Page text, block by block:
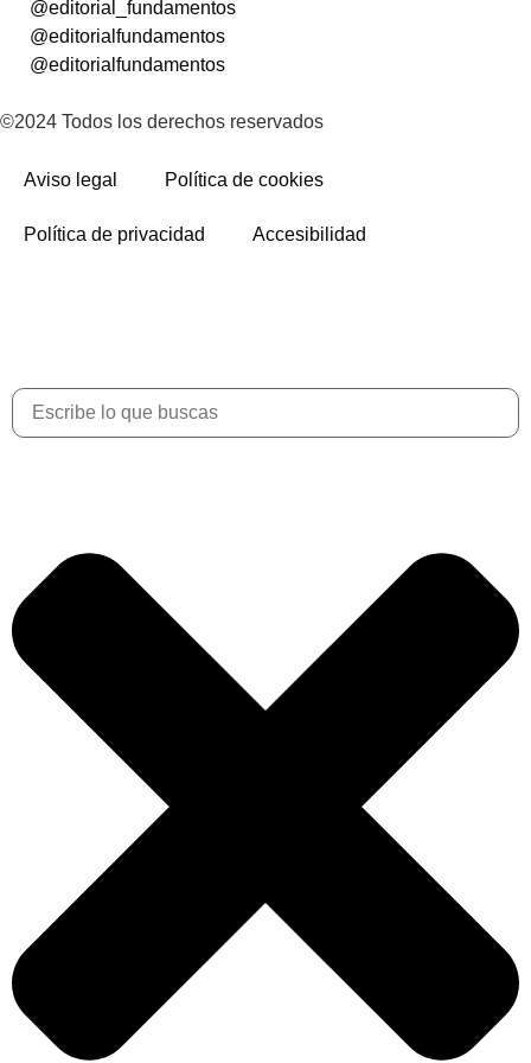
@editorial_fundamentos
@editorialfundamentos
@editorialfundamentos
©2024 Todos los derechos reservados
Aviso legal Política de cookies
Política de privacidad Accesibilidad